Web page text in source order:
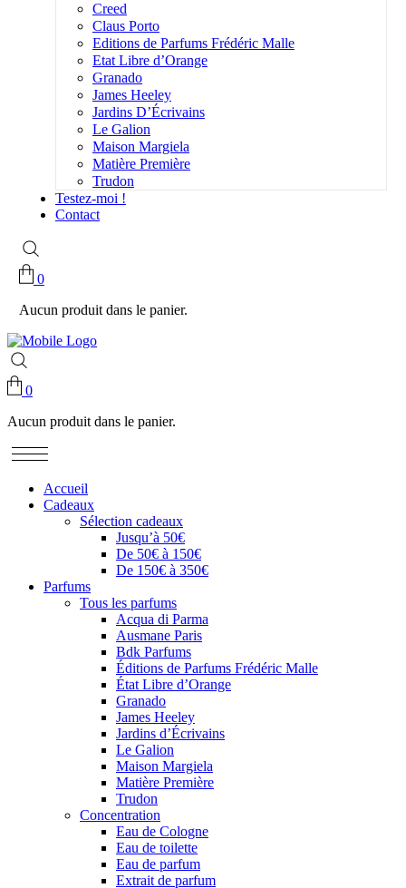
Creed
Claus Porto
Editions de Parfums Frédéric Malle
Etat Libre d’Orange
Granado
James Heeley
Jardins D’Écrivains
Le Galion
Maison Margiela
Matière Première
Trudon
Testez-moi !
Contact
0
Aucun produit dans le panier.
0
Aucun produit dans le panier.
Accueil
Cadeaux
Sélection cadeaux
Jusqu’à 50€
De 50€ à 150€
De 150€ à 350€
Parfums
Tous les parfums
Acqua di Parma
Ausmane Paris
Bdk Parfums
Éditions de Parfums Frédéric Malle
État Libre d’Orange
Granado
James Heeley
Jardins d’Écrivains
Le Galion
Maison Margiela
Matière Première
Trudon
Concentration
Eau de Cologne
Eau de toilette
Eau de parfum
Extrait de parfum